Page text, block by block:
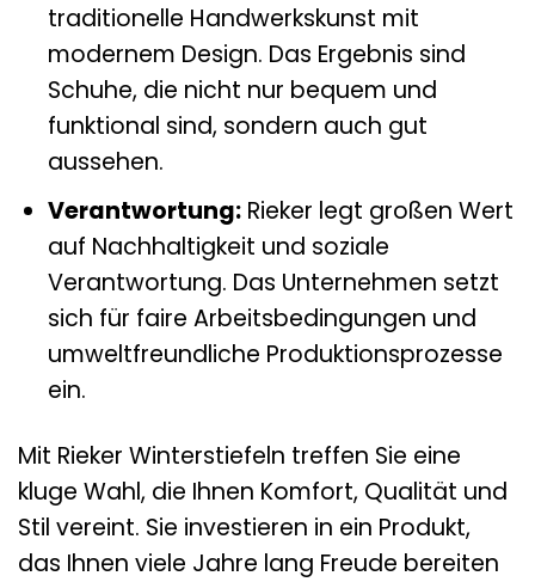
traditionelle Handwerkskunst mit
modernem Design. Das Ergebnis sind
Schuhe, die nicht nur bequem und
funktional sind, sondern auch gut
aussehen.
Verantwortung:Rieker legt großen Wert
auf Nachhaltigkeit und soziale
Verantwortung. Das Unternehmen setzt
sich für faire Arbeitsbedingungen und
umweltfreundliche Produktionsprozesse
ein.
Mit Rieker Winterstiefeln treffen Sie eine
kluge Wahl, die Ihnen Komfort, Qualität und
Stil vereint. Sie investieren in ein Produkt,
das Ihnen viele Jahre lang Freude bereiten